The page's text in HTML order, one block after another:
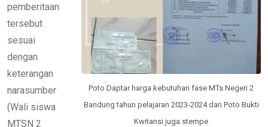
Poto Daptar harga kebutuhan fase MTs Negeri 2
Bandung tahun pelajaran 2023-2024 dan Poto Bukti
Kwitansi juga stempe
pemberitaan
tersebut
sesuai
dengan
keterangan
narasumber
(Wali siswa
MTSN 2